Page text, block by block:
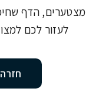
מצטערים, הדף
לעזור לכם